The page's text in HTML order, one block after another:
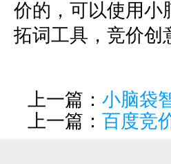
价的，可以使用小
拓词工具，竞价创
上一篇： 小脑袋
上一篇： 百度竞